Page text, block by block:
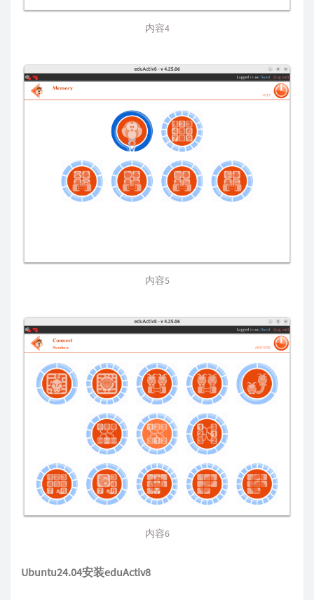
内容4
内容5
内容6
Ubuntu24.04安装eduActiv8